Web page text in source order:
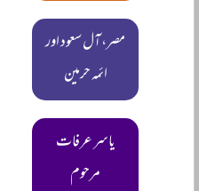
مصر، آل سعود اور
ائمہ حرمین
یاسر عرفات
مرحوم